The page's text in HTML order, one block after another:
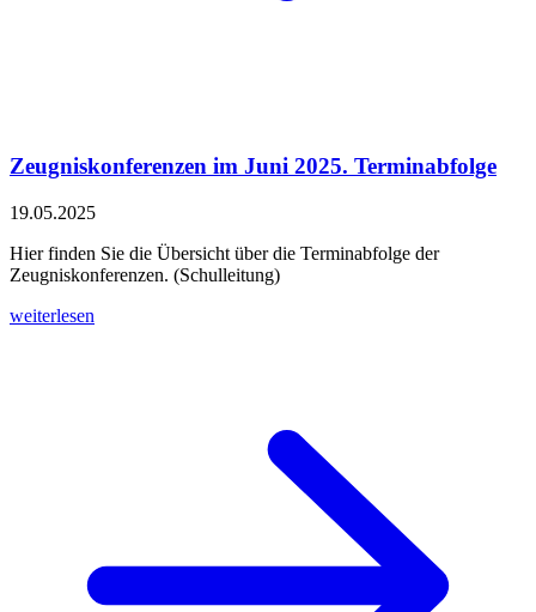
Zeugniskonferenzen im Juni 2025. Terminabfolge
19.05.2025
Hier finden Sie die Übersicht über die Terminabfolge der
Zeugniskonferenzen. (Schulleitung)
weiterlesen